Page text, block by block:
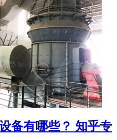
备有哪些？ 知乎专